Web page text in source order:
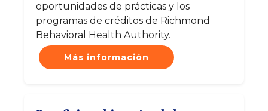
oportunidades de prácticas y los
programas de créditos de Richmond
Behavioral Health Authority.
Más información